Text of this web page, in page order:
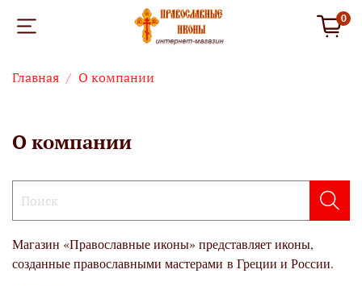
0
Главная О компании
О компании
Магазин «Православные иконы» представляет иконы,
созданные православными мастерами в Греции и России.